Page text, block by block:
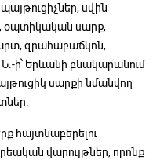
սվին
օպտիկական սարք,
զրահաբաճկոն,
ի՝ Երևանի բնակարանում
սարքի նմանվող
հայտնաբերելու
վարույթներ, որոնք